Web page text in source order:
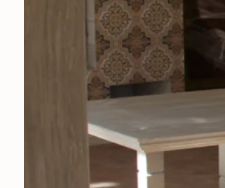
Отзыв клиента